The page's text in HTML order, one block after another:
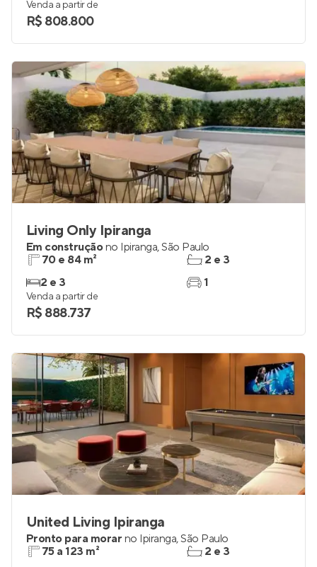
Venda a partir de
R$ 808.800
Living Only Ipiranga
Em construçãono Ipiranga,São Paulo
70 e 84 m²
2 e 3
2 e 3
1
Venda a partir de
R$ 888.737
United Living Ipiranga
Pronto para morar no Ipiranga,São Paulo
75 a 123 m²
2 e 3